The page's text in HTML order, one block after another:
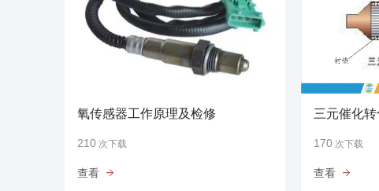
氧传感器工作原理及检修
210 次下载
查看
三元催化
170 次下载
查看